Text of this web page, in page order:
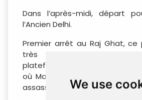
We use
Dans l’après-midi, départ
l’Ancien Delhi.
Premier arrêt au Raj Ghat,
très bien entretenu
plateforme en marbre noir
où Mahatma Gandhi a été
assassinat en 1948.